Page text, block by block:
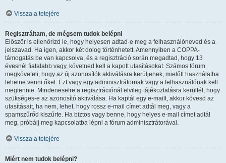
Vissza a tetejére
Regisztráltam, de mégsem tudok belépni
Először is ellenőrizd le, hogy helyesen adtad-e meg a felhasználóneved és a
jelszavad. Ha igen, akkor két dolog történhetett. Amennyiben a COPPA-
támogatás be van kapcsolva, és a regisztráció során megadtad, hogy 13
évesnél fiatalabb vagy, követned kell a kapott utasításokat. Számos fórum
megköveteli, hogy az új azonosítók aktiválásra kerüljenek, mielőtt használatba
lehetne venni őket. Ezt vagy egy adminisztrátornak vagy a felhasználónak kell
megtennie. Mindenesetre a regisztrációnál elvileg tájékoztatásra kerültél, hogy
szükséges-e az azonosító aktiválása. Ha kaptál egy e-mailt, akkor kövesd az
utasításait, ha nem, lehet, hogy rossz e-mail címet adtál meg, vagy a
spamszűrőd kiszűrte. Ha biztos vagy benne, hogy helyes e-mail címet adtál
meg, próbálj meg kapcsolatba lépni a fórum adminisztrátorával.
Vissza a tetejére
Miért nem tudok belépni?